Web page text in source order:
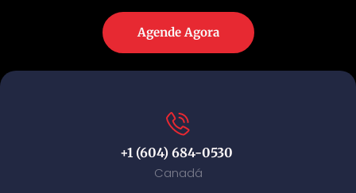
Agende Agora
+1 (604) 684-0530
Canadá